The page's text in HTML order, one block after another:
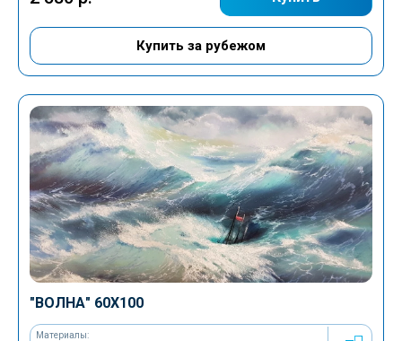
Купить за рубежом
"ВОЛНА" 60Х100
Материалы: